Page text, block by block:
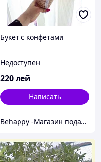
Букет с конфетами
Недоступен
220лей
Написать
Behappy -Магазин подарков ручной работы